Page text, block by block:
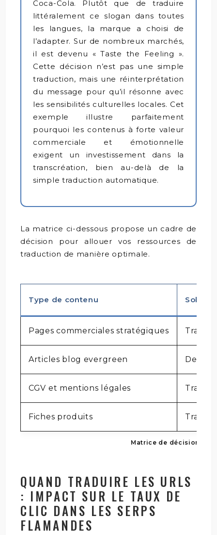
Coca-Cola. Plutôt que de traduire
littéralement ce slogan dans toutes
les langues, la marque a choisi de
l’adapter. Sur de nombreux marchés,
il est devenu « Taste the Feeling ».
Cette décision n’est pas une simple
traduction, mais une réinterprétation
du message pour qu’il résonne avec
les sensibilités culturelles locales. Cet
exemple illustre parfaitement
pourquoi les contenus à forte valeur
commerciale et émotionnelle
exigent un investissement dans la
transcréation, bien au-delà de la
simple traduction automatique.
La matrice ci-dessous propose un cadre de
décision pour allouer vos ressources de
traduction de manière optimale.
Matrice de décision
Type de contenu
Pages commerciales stratégiques
Articles blog evergreen DeepL
CGV et mentions légales
Fiches produits
QUAND TRADUIRE LES URLS
: IMPACT SUR LE TAUX DE
CLIC DANS LES SERPS
FLAMANDES